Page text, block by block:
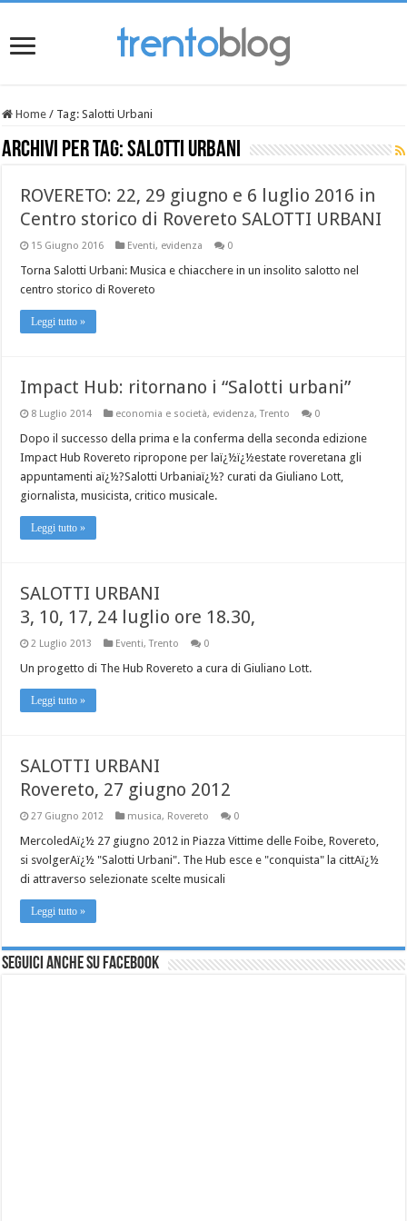
Home / Tag:Salotti Urbani
Archivi per tag:Salotti Urbani
ROVERETO: 22, 29 giugno e 6 luglio 2016 in
Centro storico di Rovereto SALOTTI URBANI
15 Giugno 2016 Eventi, evidenza 0
Torna Salotti Urbani: Musica e chiacchere in un insolito salotto nel
centro storico di Rovereto
Leggi tutto »
Impact Hub: ritornano i “Salotti urbani”
8 Luglio 2014 economia e società, evidenza,Trento 0
Dopo il successo della prima e la conferma della seconda edizione
Impact Hub Rovereto ripropone per laï¿½ï¿½estate roveretana gli
appuntamenti aï¿½?Salotti Urbaniaï¿½? curati da Giuliano Lott,
giornalista, musicista, critico musicale.
Leggi tutto »
SALOTTI URBANI
3, 10, 17, 24 luglio ore 18.30,
2 Luglio 2013 Eventi,Trento 0
Un progetto di The Hub Rovereto a cura di Giuliano Lott.
Leggi tutto »
SALOTTI URBANI
Rovereto, 27 giugno 2012
27 Giugno 2012 musica, Rovereto 0
MercoledAï¿½ 27 giugno 2012 in Piazza Vittime delle Foibe, Rovereto,
si svolgerAï¿½ "Salotti Urbani". The Hub esce e "conquista" la cittAï¿½
di attraverso selezionate scelte musicali
Leggi tutto »
Seguici anche su Facebook